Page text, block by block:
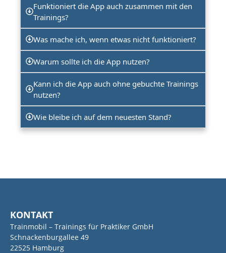
Funktioniert die App auch zusammen mit den
Trainings?
Was mache ich, wenn etwas nicht funktioniert?
Warum sollte ich die App nutzen?
Kann ich die App auch ohne gebuchte Trainings
nutzen?
Wie bleibe ich auf dem neuesten Stand?
KONTAKT
Trainmobil – Trainings für Praktiker GmbH
Schnackenburgallee 49
22525 Hamburg